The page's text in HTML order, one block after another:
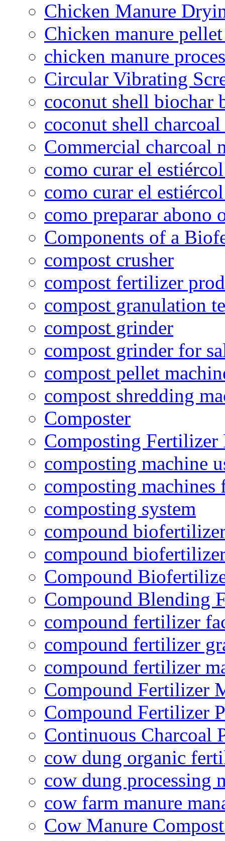
Chicken Manure
Chicken manure
chicken manure
Circular Vibrating
coconut shell biochar
coconut shell
Commercial charcoal
como curar el
como curar el
como preparar abono
Components of a
compost crusher
compost fertilizer
compost granulation
compost grinder
compost grinder for
compost pellet
compost shredding
Composter
Composting
composting machine
composting
composting system
compound
compound
Compound
Compound Blending
compound fertilizer
compound fertilizer
compound fertilizer
Compound Fertilizer
Compound Fertilizer
Continuous Charcoal
cow dung organic
cow dung processing
cow farm manure
Cow Manure